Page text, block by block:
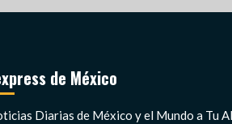
de México
Diarias de México y el Mundo a Tu